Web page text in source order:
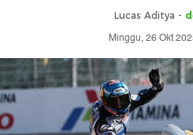
Lucas Aditya -
Minggu, 26 Okt